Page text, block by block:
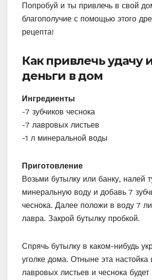
Попробуй и ты привлечь в свой
благополучие с помощью этого
рецепта!
Как привлечь удачу
деньги в дом
Ингредиенты
-7 зубчиков чеснока
-7 лавровых листьев
-1 л минеральной воды
Приготовление
Возьми бутылку или банку, налей
минеральную воду и добавь 7
чеснока. Далее положи в воду 7
лавра. Закрой бутылку пробкой.
Спрячь бутылку в каком-нибудь
уголке дома. Отныне эта настойка
лавровых листьев и чеснока будет